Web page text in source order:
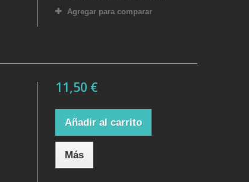
Agregar para comparar
11,50 €
Añadir al carrito
Más